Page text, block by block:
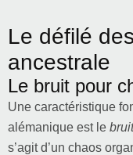
Le défilé
ancestrale
Le bruit pour
Une caractéristique
alémanique est le bruit
s’agit d’un chaos